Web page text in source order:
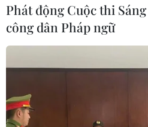
Phát động Cuộc thi
công dân Pháp ngữ